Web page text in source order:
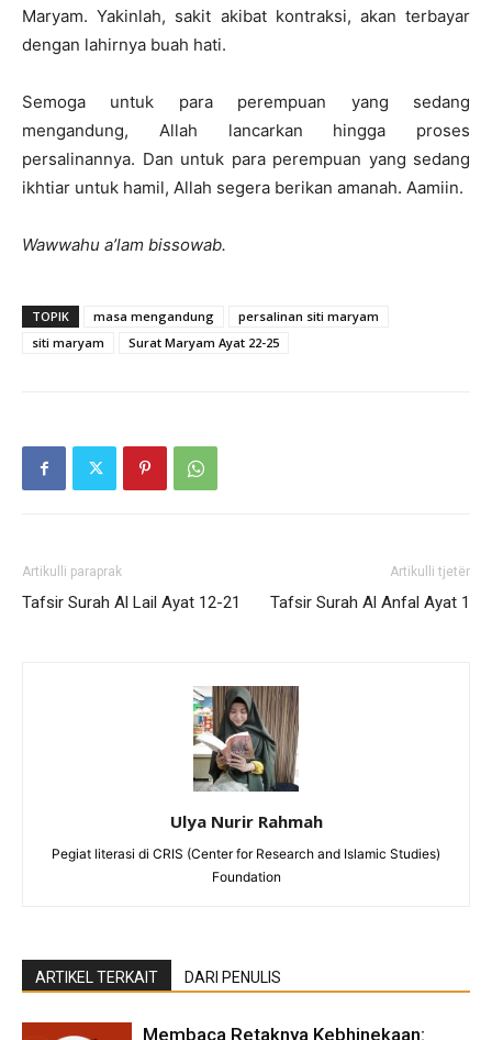
Maryam. Yakinlah, sakit akibat kontraksi, akan terbayar
dengan lahirnya buah hati.
Semoga untuk para perempuan yang sedang
mengandung, Allah lancarkan hingga proses
persalinannya. Dan untuk para perempuan yang sedang
ikhtiar untuk hamil, Allah segera berikan amanah. Aamiin.
Wawwahu a’lam bissowab.
TOPIK masa mengandung
persalinan siti maryam
siti maryam
Surat Maryam Ayat 22-25
Artikulli paraprak
Tafsir Surah Al Lail Ayat 12-21
Artikulli tjetër
Tafsir Surah Al Anfal Ayat 1
Ulya Nurir Rahmah
Pegiat literasi di CRIS (Center for Research and Islamic Studies)
Foundation
ARTIKEL TERKAIT DARI PENULIS
Membaca Retaknya Kebhinekaan: